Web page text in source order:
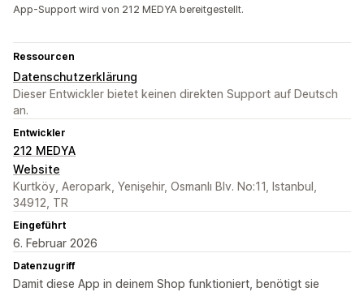
App-Support wird von 212 MEDYA bereitgestellt.
Ressourcen
Datenschutzerklärung
Dieser Entwickler bietet keinen direkten Support auf Deutsch
an.
Entwickler
212 MEDYA
Website
Kurtköy, Aeropark, Yenişehir, Osmanlı Blv. No:11, Istanbul,
34912, TR
Eingeführt
6. Februar 2026
Datenzugriff
Damit diese App in deinem Shop funktioniert, benötigt sie